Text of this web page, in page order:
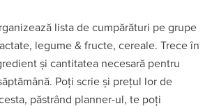
lista de cumpărături pe grupe
legume & fructe, cereale. Trece în
și cantitatea necesară pentru
Poți scrie și prețul lor de
păstrând planner-ul, te poți